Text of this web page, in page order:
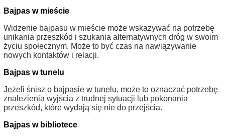
Bajpas w mieście
Widzenie bajpasu w mieście może wskazywać na potrzebę
unikania przeszkód i szukania alternatywnych dróg w swoim
życiu społecznym. Może to być czas na nawiązywanie
nowych kontaktów i relacji.
Bajpas w tunelu
Jeżeli śnisz o bajpasie w tunelu, może to oznaczać potrzebę
znalezienia wyjścia z trudnej sytuacji lub pokonania
przeszkód, które wydają się nie do przejścia.
Bajpas w bibliotece